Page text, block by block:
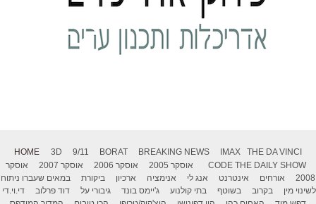
HOME 3D 9/11 BORAT BREAKING NEWS IMAX
THE DA VINCI
CODE THE DAILY SHOW אוסקר 2005 אוסקר 2006 אוסקר 2007
אוסקר
2008
אורחים אינטרנט אנג לי אנימציה ארכיון ביקורת
במאים שעברו ניתוח
לשינוי מין
בקרוב בשוטף בתי קולנוע ג'יימס בונד גיבורי על דוד פרלוב
די.וי.די